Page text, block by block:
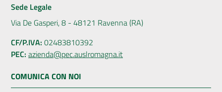
Sede Legale
Via De Gasperi, 8 - 48121 Ravenna (RA)
CF/P.IVA: 02483810392
PEC: azienda@pec.auslromagna.it
COMUNICA CON NOI